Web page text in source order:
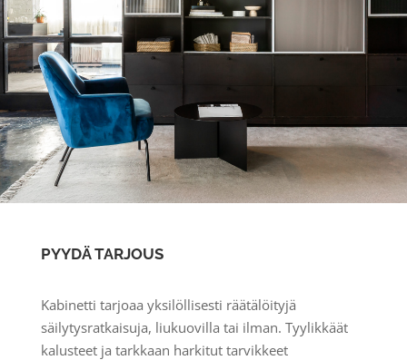
PYYDÄ TARJOUS
Kabinetti tarjoaa yksilöllisesti räätälöityjä
säilytysratkaisuja, liukuovilla tai ilman. Tyylikkäät
kalusteet ja tarkkaan harkitut tarvikkeet